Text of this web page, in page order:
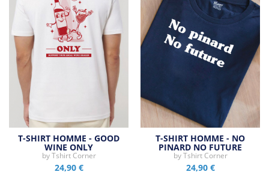
T-SHIRT HOMME - GOOD
WINE ONLY
byTshirt Corner
24,90 €
T-SHIRT HOMME - NO
PINARD NO FUTURE
byTshirt Corner
24,90 €